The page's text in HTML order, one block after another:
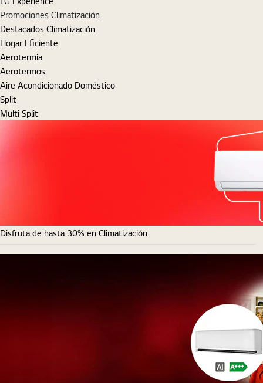
Promociones Climatización
Destacados Climatización
Hogar Eficiente
Aerotermia
Aerotermos
Aire Acondicionado Doméstico
Split
Multi Split
Disfruta de hasta 30% en Climatización